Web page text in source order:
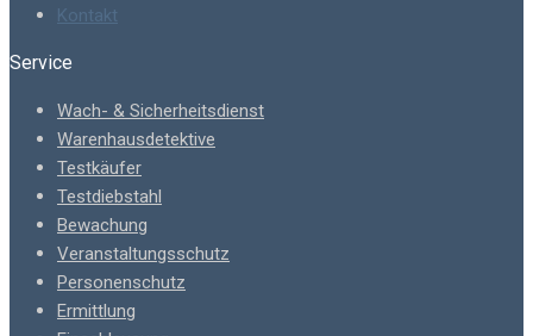
Kontakt
Service
Wach- & Sicherheitsdienst
Warenhausdetektive
Testkäufer
Testdiebstahl
Bewachung
Veranstaltungsschutz
Personenschutz
Ermittlung